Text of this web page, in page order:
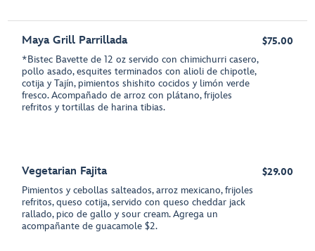
Maya Grill Parrillada
*Bistec Bavette de 12 oz servido con chimichurri casero,
pollo asado, esquites terminados con alioli de chipotle,
cotija y Tajín, pimientos shishito cocidos y limón verde
fresco. Acompañado de arroz con plátano, frijoles
refritos y tortillas de harina tibias.
$75.00
Vegetarian Fajita
Pimientos y cebollas salteados, arroz mexicano, frijoles
refritos, queso cotija, servido con queso cheddar jack
rallado, pico de gallo y sour cream. Agrega un
acompañante de guacamole $2.
$29.00